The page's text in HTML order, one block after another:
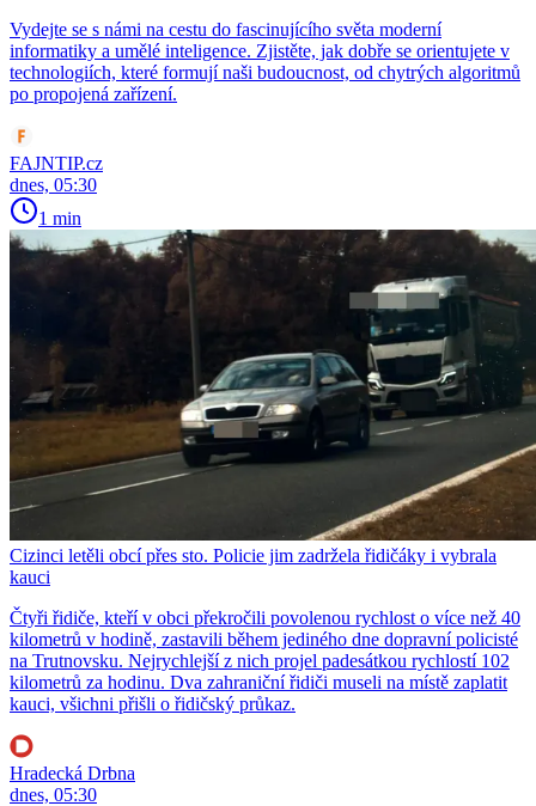
Vydejte se s námi na cestu do fascinujícího světa moderní
informatiky a umělé inteligence. Zjistěte, jak dobře se orientujete v
technologiích, které formují naši budoucnost, od chytrých algoritmů
po propojená zařízení.
FAJNTIP.cz
dnes, 05:30
1 min
Cizinci letěli obcí přes sto. Policie jim zadržela řidičáky i vybrala
kauci
Čtyři řidiče, kteří v obci překročili povolenou rychlost o více než 40
kilometrů v hodině, zastavili během jediného dne dopravní policisté
na Trutnovsku. Nejrychlejší z nich projel padesátkou rychlostí 102
kilometrů za hodinu. Dva zahraniční řidiči museli na místě zaplatit
kauci, všichni přišli o řidičský průkaz.
Hradecká Drbna
dnes, 05:30